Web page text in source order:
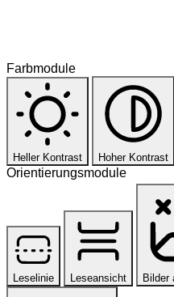
Farbmodule
Heller Kontrast Hoher Kontrast
Orientierungsmodule
Leselinie Leseansicht Bilder